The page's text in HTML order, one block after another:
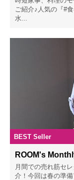
ご紹介♪人気の『#
水...
BEST Seller
ROOM's
月間での売れ筋セ
介！今回は春の準